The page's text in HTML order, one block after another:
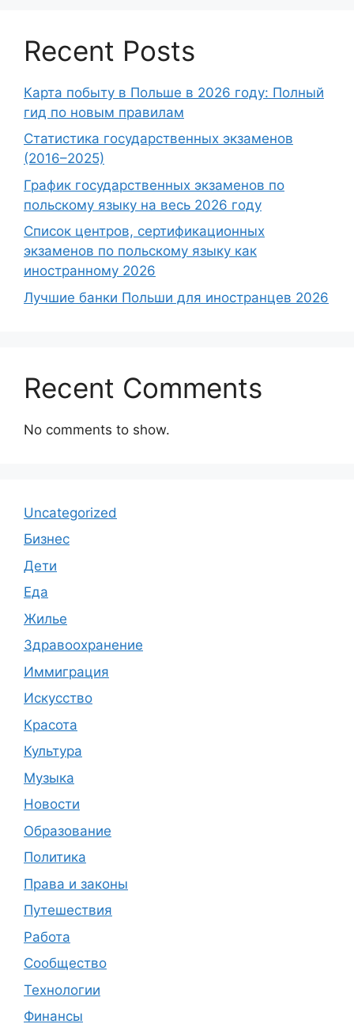
Recent Posts
Карта побыту в Польше в 2026 году: Полный
гид по новым правилам
Статистика государственных экзаменов
(2016–2025)
График государственных экзаменов по
польскому языку на весь 2026 году
Список центров, сертификационных
экзаменов по польскому языку как
иностранному 2026
Лучшие банки Польши для иностранцев 2026
Recent Comments
No comments to show.
Uncategorized
Бизнес
Дети
Еда
Жилье
Здравоохранение
Иммиграция
Искусство
Красота
Культура
Музыка
Новости
Образование
Политика
Права и законы
Путешествия
Работа
Сообщество
Технологии
Финансы